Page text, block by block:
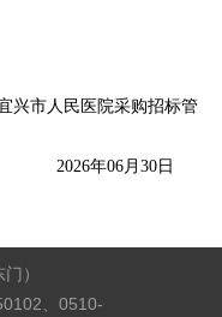
兴市人民医院采购招标管
2026年06月 30 日
）
、0510-